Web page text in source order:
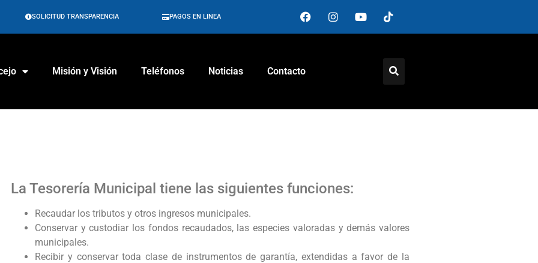
SOLICITUD TRANSPARENCIA PAGOS EN LINEA
Misión y Visión Teléfonos Noticias Contacto
La Tesorería Municipal tiene las siguientes funciones:
Recaudar los tributos y otros ingresos municipales.
Conservar y custodiar los fondos recaudados, las especies valoradas y demás valores
municipales.
Recibir y conservar toda clase de instrumentos de garantía, extendidas a favor de la